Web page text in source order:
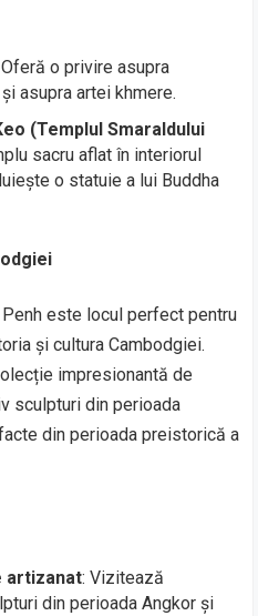
Oferă o privire asupra
asupra artei khmere.
(Templul Smaraldului
sacru aflat în interiorul
o statuie a lui Buddha
este locul perfect pentru
și cultura Cambodgiei.
impresionantă de
sculpturi din perioada
din perioada preistorică a
artizanat: Vizitează
din perioada Angkor și